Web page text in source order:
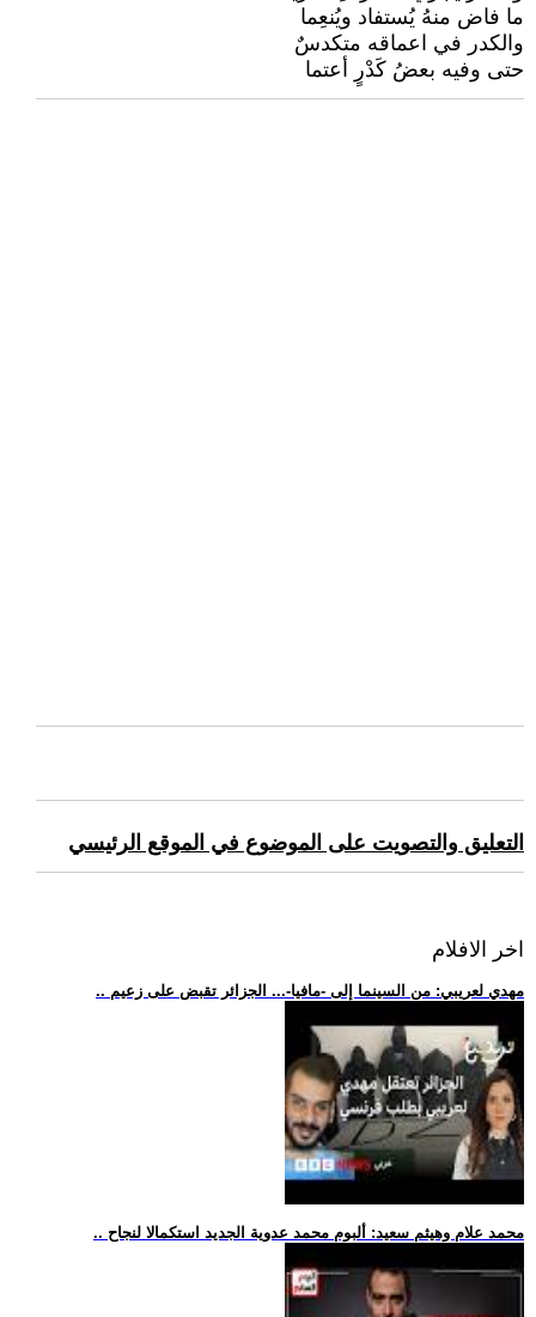
ما فاض منهُ يُستفاد ويُنعِما
والكدر في اعماقه متكدسٌ
حتى وفيه بعضُ كَدْرٍ أعتما
التعليق والتصويت على الموضوع في الموقع الرئيسي
اخر الافلام
.. مهدي لعريبي: من السينما إلى -مافيا-... الجزائر تقبض على زعيم
.. محمد علام وهيثم سعيد: ألبوم محمد عدوية الجديد استكمالا لنجاح